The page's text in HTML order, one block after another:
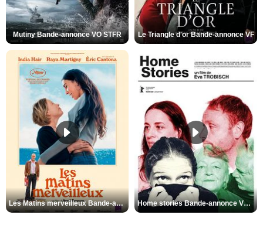
Mutiny Bande-annonce VO STFR Le Triangle d'or Bande-annonce VF
Les Matins merveilleux Bande-annonce VF Home stories Bande-annonce VO STFR